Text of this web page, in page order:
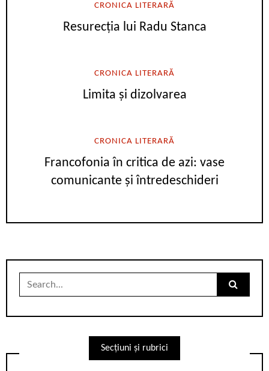
CRONICA LITERARĂ
Resurecția lui Radu Stanca
CRONICA LITERARĂ
Limita și dizolvarea
CRONICA LITERARĂ
Francofonia în critica de azi: vase
comunicante și întredeschideri
Search
Secțiuni și rubrici